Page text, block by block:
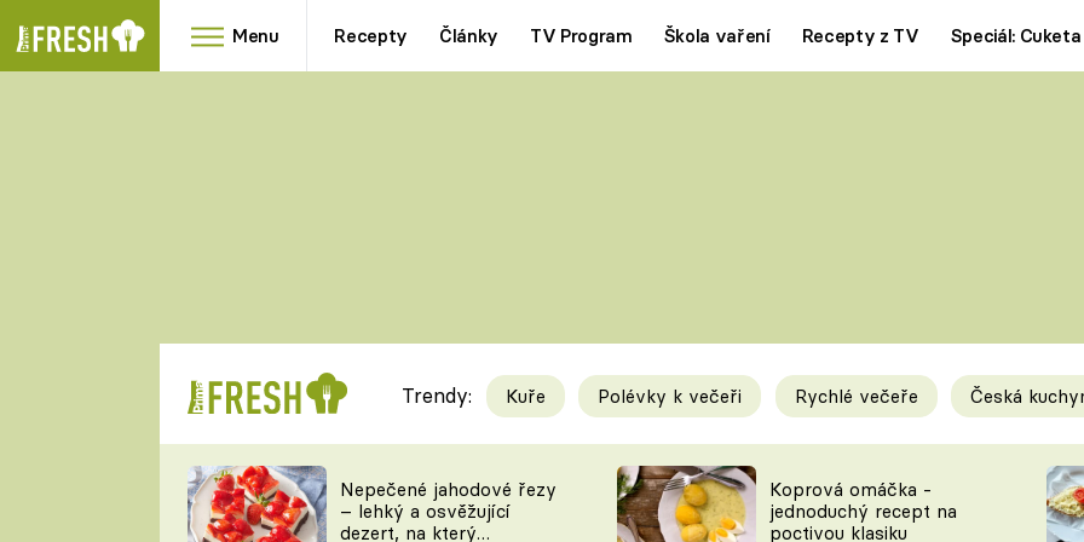
Menu Recepty Články TV Program Škola vaření Recepty z TV Speciál: Cuketa
RYCHLOVKY
Videorecepty
TEĎ VAŘÍ ŠÉF!
Tipy a triky
KAM ZA JÍDLEM
Trendy: Kuře Polévky k večeři Rychlé večeře Česká
Nepečené jahodové řezy
– lehký a osvěžující
dezert, na který
Koprová omáčka -
jednoduchý recept na
poctivou klasiku